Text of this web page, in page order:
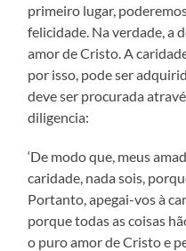
primeiro lugar,
felicidade. Na verdade, a
amor de Cristo. A
por isso, pode ser
deve ser procurada
diligencia:
‘De modo que, meus
caridade, nada sois,
Portanto, apegai-vos à
porque todas as coisas
o puro amor de Cristo e